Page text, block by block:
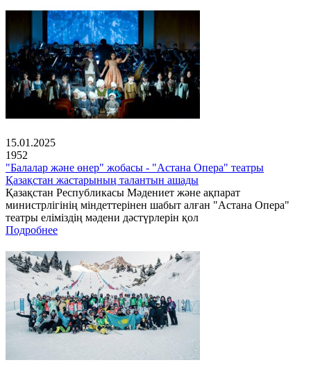
15.01.2025
1952
"Балалар және өнер" жобасы - "Астана Опера" театры
Қазақстан жастарының талантын ашады
Қазақстан Республикасы Мәдениет және ақпарат
министрлігінің міндеттерінен шабыт алған "Астана Опера"
театры еліміздің мәдени дәстүрлерін қол
Подробнее